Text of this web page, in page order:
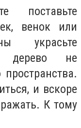
поставьте
венок или
украсьте
дерево не
и вскоре
К тому